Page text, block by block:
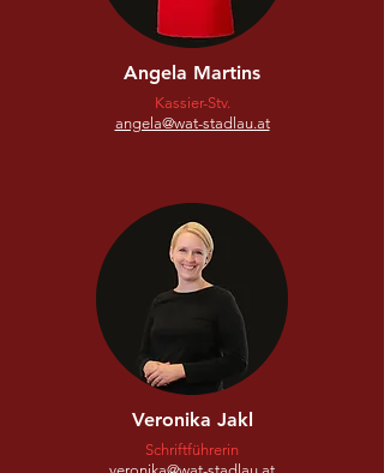
Angela Martins
Kassier-Stv.
angela@wat-stadlau.at
Veronika Jakl
Schriftführerin